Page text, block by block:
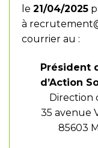
le 21/04/2025
à
courrier au :
Président
d’Action
Direction
35 avenue
85603